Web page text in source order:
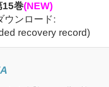
15巻(NEW)
ウンロード:
recovery record)